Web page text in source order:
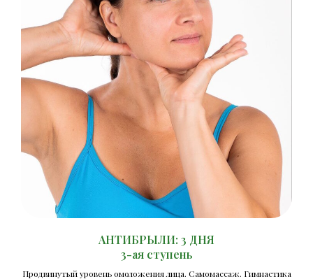
АНТИБРЫЛИ: 3 ДНЯ
3-ая ступень
Продвинутый уровень омоложения лица. Самомассаж. Гимнастика